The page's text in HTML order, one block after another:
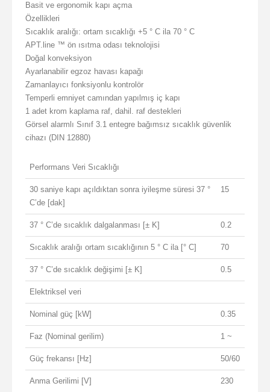
Basit ve ergonomik kapı açma
Özellikleri
Sıcaklık aralığı: ortam sıcaklığı +5 ° C ila 70 ° C
APT.line ™ ön ısıtma odası teknolojisi
Doğal konveksiyon
Ayarlanabilir egzoz havası kapağı
Zamanlayıcı fonksiyonlu kontrolör
Temperli emniyet camından yapılmış iç kapı
1 adet krom kaplama raf, dahil. raf destekleri
Görsel alarmlı Sınıf 3.1 entegre bağımsız sıcaklık güvenlik
cihazı (DIN 12880)
Performans Veri Sıcaklığı
30 saniye kapı açıldıktan sonra iyileşme süresi 37 °
C’de [dak]
15
37 ° C’de sıcaklık dalgalanması [± K] 0.2
Sıcaklık aralığı ortam sıcaklığının 5 ° C ila [° C] 70
37 ° C’de sıcaklık değişimi [± K] 0.5
Elektriksel veri
Nominal güç [kW] 0.35
Faz (Nominal gerilim) 1 ~
Güç frekansı [Hz] 50/60
Anma Gerilimi [V] 230